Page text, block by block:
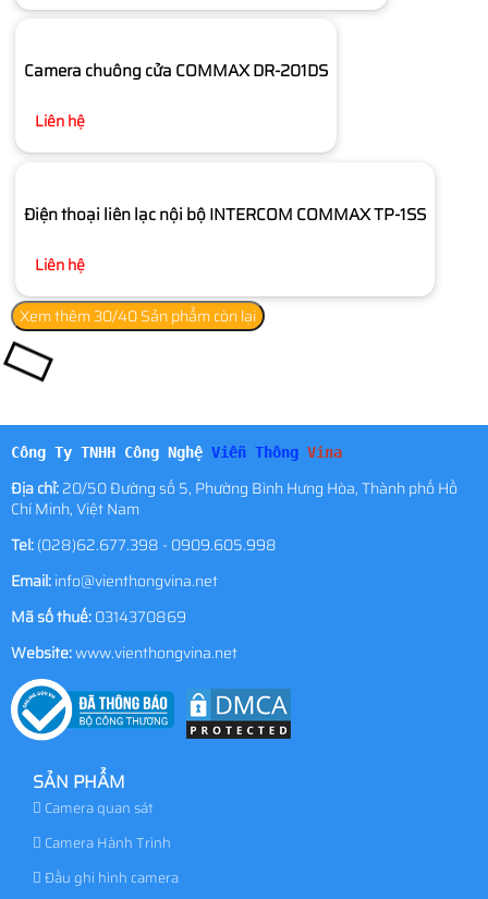
Camera chuông cửa COMMAX DR-201DS
Liên hệ
Điện thoại liên lạc nội bộ INTERCOM COMMAX TP-1SS
Liên hệ
Xem thêm30/40 Sản phẩm còn lại
Công Ty TNHH Công Nghệ Viễn Thông Vina
Địa chỉ:20/50 Đường số 5, Phường Bình Hưng Hòa, Thành phố Hồ
Chí Minh, Việt Nam
Tel:(028)62.677.398 - 0909.605.998
Email:info@vienthongvina.net
Mã số thuế:0314370869
Website:www.vienthongvina.net
SẢN PHẨM
Camera quan sát
Camera Hành Trình
Đầu ghi hình camera